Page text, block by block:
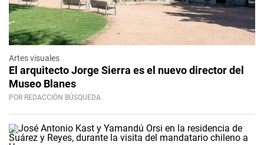
Artes visuales
El arquitecto Jorge Sierra es el nuevo director del
Museo Blanes
POR REDACCIÓN BÚSQUEDA